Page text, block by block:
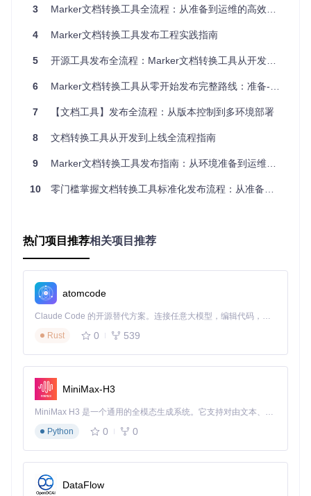
requires = ["poetry-core>=1.0.0"
核心配置文件包括：
pyproject.toml：项目元数据和依赖定义
poetry.lock：依赖版本锁定文件
执行阶段：如何确保发布质量与效率
你需要构建全面的测试策略，覆盖功能验证和性能评估两大维
构建器测试：tests/builders/
转换器测试：tests/converters/
处理器测试：tests/processors/
渲染器测试：tests/renderers/
性能基准测试
整体性能测试：benchmarks/overall/
表格提取测试：benchmarks/table/
打包与发布流程
3 Marker文档转换工具全流程：从准备到运维的高效发布指南
4 Marker文档转换工具发布工程实践指南
5 开源工具发布全流程：Marker文档转换工具从开发到上线实践指南
6 Marker文档转换工具从零开始发布完整路线：准备-验证-发布-运营全流程指南
7 【文档工具】发布全流程：从版本控制到多环境部署
8 文档转换工具从开发到上线全流程指南
9 Marker文档转换工具发布指南：从环境准备到运维监控的全流程实践
10 零门槛掌握文档转换工具标准化发布流程：从准备到运维的全周期指南
热门项目推荐相关项目推荐
atomcode
Claude Code 的开源替代方案。连接任意大模型，编辑代码，运行命令，自动验证 — 全自动执行。用 Rust 构建，极致性能。 ｜ An open-source alternative to Claude Code. Connect any LLM, edit code, run commands, and verify changes — autonomously. Built in Rust for speed. Get Started
Rust
0 539
MiniMax-H3
MiniMax H3 是一个通用的全模态生成系统。它支持对由文本、图像、视频和音频组成的多模态上下文进行统一理解，并能生成分辨率高达 2K、时长可达 15 秒的带原生立体声音频的视频。得益于面向任务泛化的系统设计，H3 在预训练阶段就已具备广泛的多模态上下文理解与生成能力，能够出色地执行复杂的多模态指令。
Python
0 0
DataFlow